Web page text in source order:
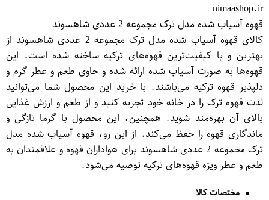
nimaashop.ir
قهوه آسیاب شده مدل ترک مجموعه 2 عددی شاهسوند
کالای قهوه آسیاب شده مدل ترک مجموعه 2 عددی شاهسوند از
بهترین و با کیفیت‌ترین قهوه‌های ترکیه ساخته شده است. این
قهوه‌ها به صورت آسیاب شده ارائه شده و حاوی طعم و عطر گرم و
دلپذیر قهوه ترکیه می‌باشند. با خرید این محصول شما می‌توانید
لذت قهوه ترک را در خانه خود تجربه کنید و از طعم و ارزش غذایی
بالای آن بهره‌مند شوید. همچنین، این محصول با گرما تازگی و
ماندگاری قهوه را حفظ می‌کند. از این رو، قهوه آسیاب شده مدل
ترک مجموعه 2 عددی شاهسوند برای هواداران قهوه و علاقمندان به
طعم و عطر ویژه قهوه‌های ترکیه توصیه می‌شود.
مختصات کالا